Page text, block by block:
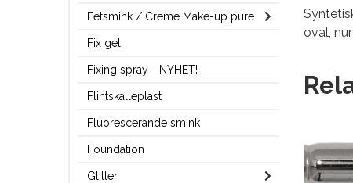
Fetsmink / Creme Make-up pure
Fix gel
Fixing spray - NYHET!
Flintskalleplast
Fluorescerande smink
Foundation
Glitter
oval,